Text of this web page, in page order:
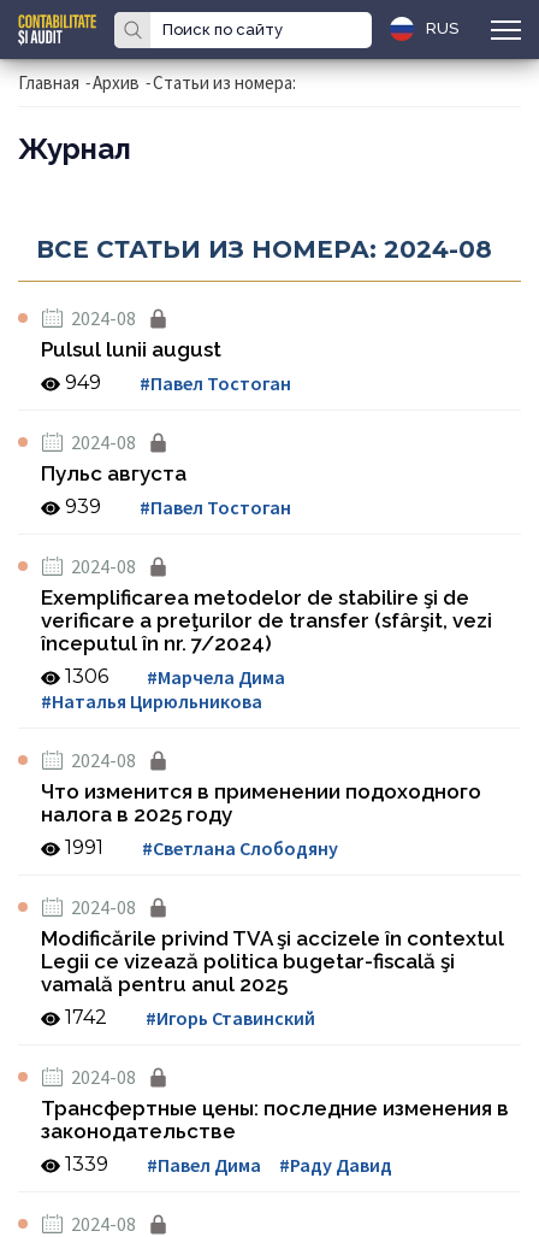
RUS
Главная -Архив -Статьи из номера:
Журнал
ВСЕ СТАТЬИ ИЗ НОМЕРА: 2024-08
2024-08
Pulsul lunii august
949 #Павел Тостоган
2024-08
Пульс августа
939 #Павел Тостоган
2024-08
Exemplificarea metodelor de stabilire şi de
verificare a preţurilor de transfer (sfârşit, vezi
începutul în nr. 7/2024)
1306
#Марчела Дима
#Наталья Цирюльникова
2024-08
Что изменится в применении подоходного
налога в 2025 году
1991 #Светлана Слободяну
2024-08
Modificările privind TVA şi accizele în contextul
Legii ce vizează politica bugetar-fiscală şi
vamală pentru anul 2025
1742 #Игорь Ставинский
2024-08
Трансфертные цены: последние изменения в
законодательстве
1339 #Павел Дима #Раду Давид
2024-08